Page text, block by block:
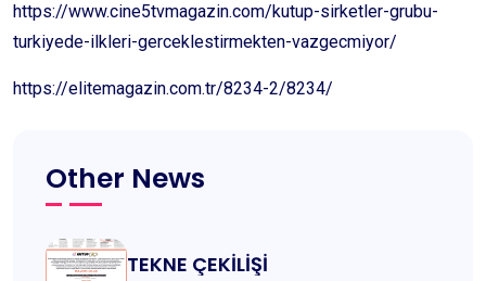
https://www.cine5tvmagazin.com/kutup-sirketler-grubu-
turkiyede-ilkleri-gerceklestirmekten-vazgecmiyor/
https://elitemagazin.com.tr/8234-2/8234/
Other News
TEKNE ÇEKİLİŞİ